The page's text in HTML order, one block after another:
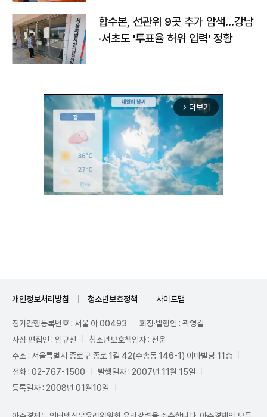
합수본, 선관위 9곳 추가 압색…강남
·서초도 '투표율 허위 입력' 정황
arrow_forward_ios 더보기
개인정보처리방침 청소년보호정책 사이트맵
정기간행등록번호 : 서울 아 00493
회장·발행인 : 곽영길
사장·편집인 : 임규진
청소년보호책임자 : 전운
주소 : 서울특별시 종로구 종로 1길 42(수송동 146-1) 이마빌딩 11층
전화 : 02-767-1500
발행일자 : 2007년 11월 15일
등록일자 : 2008년 01월10일